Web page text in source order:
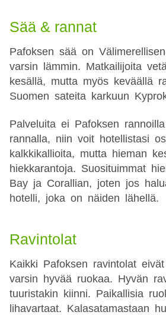
Sää & rannat
Pafoksen sää on
varsin lämmin. Matkailijoita
kesällä, mutta myös keväällä
Suomen sateita karkuun
Palveluita ei Pafoksen
rannalla, niin voit hotellistasi
kalkkikallioita, mutta hieman
hiekkarantoja. Suosituimmat
Bay ja Corallian, joten jos
hotelli, joka on näiden lähellä.
Ravintolat
Kaikki Pafoksen ravintolat
varsin hyvää ruokaa. Hyvän
tuuristakin kiinni. Paikallisia
lihavartaat. Kalasatamastaan